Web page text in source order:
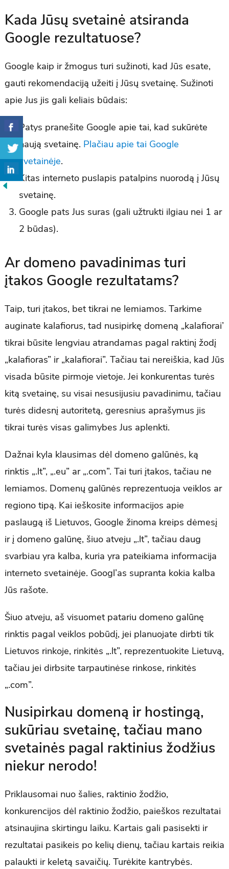
Kada Jūsų svetainė atsiranda
Google rezultatuose?
Google kaip ir žmogus turi sužinoti, kad Jūs esate,
gauti rekomendaciją užeiti į Jūsų svetainę. Sužinoti
apie Jus jis gali keliais būdais:
Patys pranešite Google apie tai, kad sukūrėte
naują svetainę. Plačiau apie tai Google
svetainėje.
Kitas interneto puslapis patalpins nuorodą į Jūsų
svetainę.
Google pats Jus suras (gali užtrukti ilgiau nei 1 ar
2 būdas).
Ar domeno pavadinimas turi
įtakos Google rezultatams?
Taip, turi įtakos, bet tikrai ne lemiamos. Tarkime
auginate kalafiorus, tad nusipirkę domeną „kalafiorai’
tikrai būsite lengviau atrandamas pagal raktinį žodį
„kalafioras” ir „kalafiorai”. Tačiau tai nereiškia, kad Jūs
visada būsite pirmoje vietoje. Jei konkurentas turės
kitą svetainę, su visai nesusijusiu pavadinimu, tačiau
turės didesnį autoritetą, geresnius aprašymus jis
tikrai turės visas galimybes Jus aplenkti.
Dažnai kyla klausimas dėl domeno galūnės, ką
rinktis „.lt”, „.eu” ar „.com”. Tai turi įtakos, tačiau ne
lemiamos. Domenų galūnės reprezentuoja veiklos ar
regiono tipą. Kai ieškosite informacijos apie
paslaugą iš Lietuvos, Google žinoma kreips dėmesį
ir į domeno galūnę, šiuo atveju „.lt”, tačiau daug
svarbiau yra kalba, kuria yra pateikiama informacija
interneto svetainėje. Googl’as supranta kokia kalba
Jūs rašote.
Šiuo atveju, aš visuomet patariu domeno galūnę
rinktis pagal veiklos pobūdį, jei planuojate dirbti tik
Lietuvos rinkoje, rinkitės „.lt”, reprezentuokite Lietuvą,
tačiau jei dirbsite tarpautinėse rinkose, rinkitės
„.com”.
Nusipirkau domeną ir hostingą,
sukūriau svetainę, tačiau mano
svetainės pagal raktinius žodžius
niekur nerodo!
Priklausomai nuo šalies, raktinio žodžio,
konkurencijos dėl raktinio žodžio, paieškos rezultatai
atsinaujina skirtingu laiku. Kartais gali pasisekti ir
rezultatai pasikeis po kelių dienų, tačiau kartais reikia
palaukti ir keletą savaičių. Turėkite kantrybės.